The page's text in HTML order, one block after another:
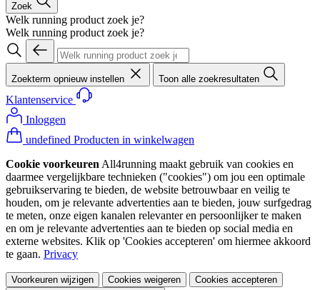
Zoek
Welk running product zoek je?
Welk running product zoek je?
Zoekterm opnieuw instellen Toon alle zoekresultaten
Klantenservice
Inloggen
undefined Producten in winkelwagen
Cookie voorkeuren All4running maakt gebruik van cookies en
daarmee vergelijkbare technieken ("cookies") om jou een optimale
gebruikservaring te bieden, de website betrouwbaar en veilig te
houden, om je relevante advertenties aan te bieden, jouw surfgedrag
te meten, onze eigen kanalen relevanter en persoonlijker te maken
en om je relevante advertenties aan te bieden op social media en
externe websites. Klik op 'Cookies accepteren' om hiermee akkoord
te gaan. Privacy
Voorkeuren wijzigen Cookies weigeren Cookies accepteren